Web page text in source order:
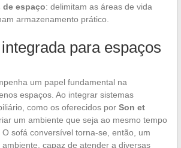
de espaço: delimitam as áreas de vida
armazenamento prático.
para espaços
um papel fundamental na
espaços. Ao integrar sistemas
como os oferecidos por Son et
um ambiente que seja ao mesmo tempo
sofá conversível torna-se, então, um
capaz de atender a diversas